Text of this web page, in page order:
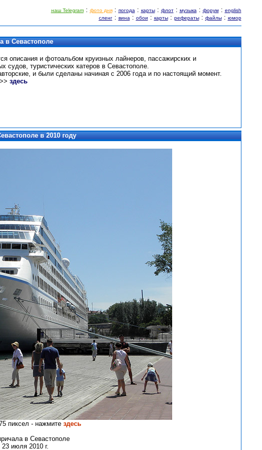
наш Telegram: фото дня: погода: карты: флот: музыка: форум: english
сленг: вина: обои : карты: рефераты: файлы: юмор
в Севастополе
описания и фотоальбом круизных лайнеров, пассажирских и
судов, туристических катеров в Севастополе.
и были сделаны начиная с 2006 года и по настоящий момент.
здесь
в 2010 году
пиксел - нажмите здесь
в Севастополе
июля 2010 г.